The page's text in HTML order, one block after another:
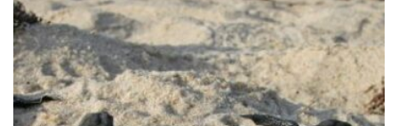
Medio Ambiente, Desarrollo Urbano y Transporte, Soledad
Che Celis, el director de Servicios Públicos, Santiago
Quiñones Fernández, el director de Medio Ambiente y
Ecología, Edwin Novelo Ríos y los regidores Jessica
Contreras y Pedro Palma.